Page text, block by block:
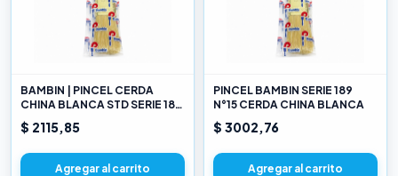
BAMBIN | PINCEL CERDA
CHINA BLANCA STD SERIE 189
10
$ 2115,85
Agregar al carrito
PINCEL BAMBIN SERIE 189
N°15 CERDA CHINA BLANCA
$ 3002,76
Agregar al carrito